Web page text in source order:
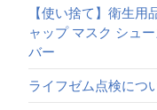
【使い捨て】衛生用
ャップ マスク シュ
バー
ライフゼム点検につ